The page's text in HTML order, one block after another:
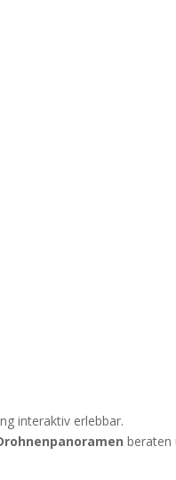
interaktiv erlebbar.
beraten